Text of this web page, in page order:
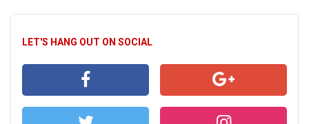
LET'S HANG OUT ON SOCIAL